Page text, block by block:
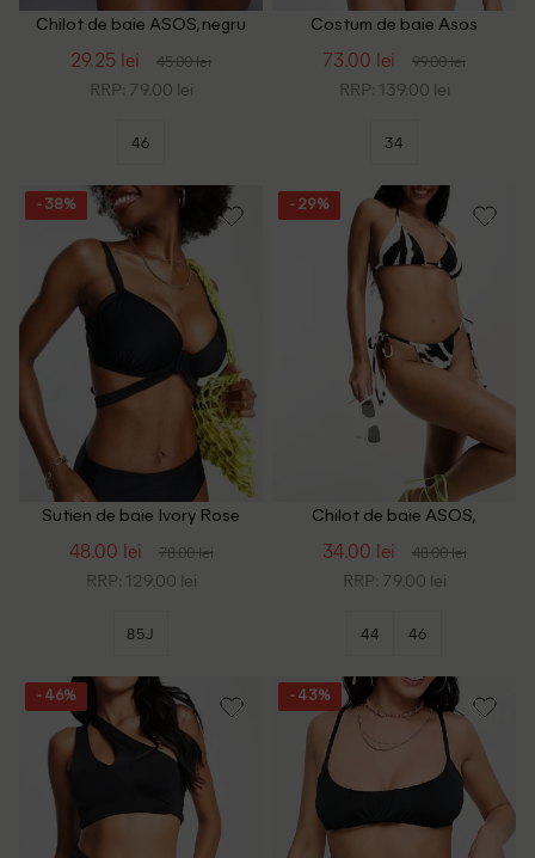
Chilot de baie ASOS, negru
29.25 lei 45.00 lei
RRP: 79.00 lei
46
Costum de baie Asos
73.00 lei 99.00 lei
RRP: 139.00 lei
34
- 38%
Sutien de baie Ivory Rose
48.00 lei 78.00 lei
RRP: 129.00 lei
85J
- 29%
Chilot de baie ASOS,
34.00 lei 48.00 lei
RRP: 79.00 lei
44 46
- 46% - 43%